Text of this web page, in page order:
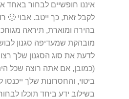
איננו חופשיים לבחור באחד
לקבל זאת, כך ייטב. אבוי 🙂
בהירה ומוארת, תיראה
מובהקת שמעדיפה סגנון
לדעת את סוג הסגנון שלך
(כמובן, אם אתה רוצה שכל
ביטוי, והחסרונות שלך ייכנסו
בשילוב ידע ביחד תוכלו